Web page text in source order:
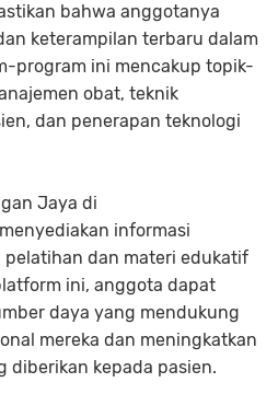
bahwa anggotanya
keterampilan terbaru dalam
program ini mencakup topik-
obat, teknik
dan penerapan teknologi
Jaya di
informasi
pelatihan dan materi edukatif
ini, anggota dapat
daya yang mendukung
mereka dan meningkatkan
diberikan kepada pasien.